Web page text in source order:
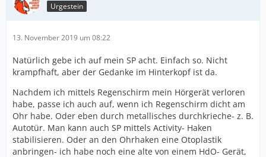
Urgestein
13. November 2019 um 08:22
Natürlich gebe ich auf mein SP acht. Einfach so. Nicht
krampfhaft, aber der Gedanke im Hinterkopf ist da.
Nachdem ich mittels Regenschirm mein Hörgerät verloren
habe, passe ich auch auf, wenn ich Regenschirm dicht am
Ohr habe. Oder eben durch metallisches durchkrieche- z. B.
Autotür. Man kann auch SP mittels Activity- Haken
stabilisieren. Oder an den Ohrhaken eine Otoplastik
anbringen- ich habe noch eine alte von einem HdO- Gerät,